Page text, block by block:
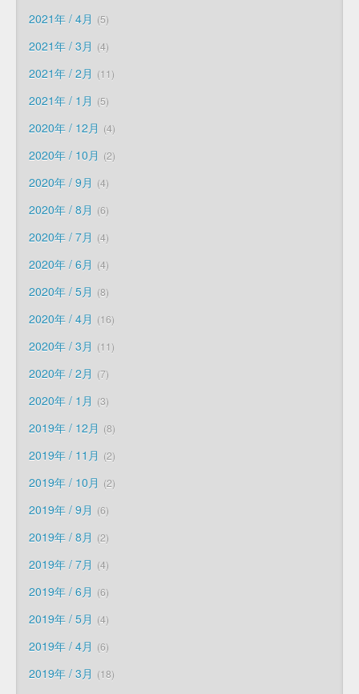
2021年 / 4月 5
2021年 / 3月 4
2021年 / 2月 11
2021年 / 1月 5
2020年 / 12月 4
2020年 / 10月 2
2020年 / 9月 4
2020年 / 8月 6
2020年 / 7月 4
2020年 / 6月 4
2020年 / 5月 8
2020年 / 4月 16
2020年 / 3月 11
2020年 / 2月 7
2020年 / 1月 3
2019年 / 12月 8
2019年 / 11月 2
2019年 / 10月 2
2019年 / 9月 6
2019年 / 8月 2
2019年 / 7月 4
2019年 / 6月 6
2019年 / 5月 4
2019年 / 4月 6
2019年 / 3月 18